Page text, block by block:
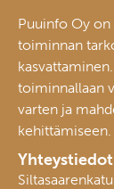
Puuinfo Oy on
toiminnan
toiminnallaan
varten ja
kehittämiseen.
Yhteystiedot